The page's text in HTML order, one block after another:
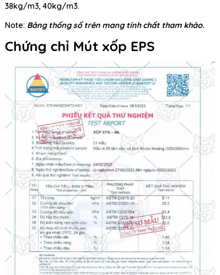
38kg/m3, 40kg/m3.
Note: Bảng thống số trên mang tính chất tham khảo.
Chứng chỉ Mút xốp EPS